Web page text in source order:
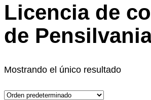
Licencia de
de
Mostrando el único resultado